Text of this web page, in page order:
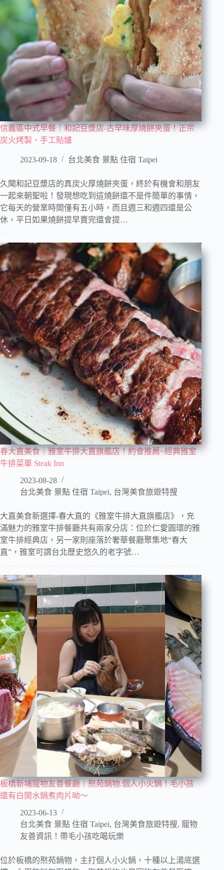
信義區中式早餐｜和記豆漿店-古早味厚燒餅夾蛋！正宗
炭火烤製、手工貼爐
2023-09-18 台北美食 景點 住宿 Taipei
久聞和記豆漿店的真炭火厚燒餅夾蛋，終於有機會和朋友
一起來朝聖啦！發現想吃到這燒餅還不是件簡單的事情，
它每天的營業時間僅有五小時，而且週三和週四還是公
休，平日如果燒餅提早賣完還會提…
春大直美食｜雅室牛排大直旗艦店！約會推薦~經典雅室
牛排菜單 Steak Inn
2023-08-28
台北美食 景點 住宿 Taipei, 台灣美食旅遊特搜
大直美食新選擇-春大直的《雅室牛排大直旗艦店》，充
滿魅力的雅室牛排餐廳共有兩家分店：位於仁愛圓環的雅
室牛排經典店，另一家則座落於奢華餐廳聚集地“春大
直”，雅室可謂台北歷史悠久的老字號…
板橋新埔寵物友善餐廳｜焣苑鍋物.個人小火鍋！毛小孩
還有白開水鍋煮肉片呦～
2023-06-13
台北美食 景點 住宿 Taipei, 台灣美食旅遊特搜, 寵物
友善資訊！帶毛小孩吃喝玩樂
位於板橋的焣苑鍋物，主打個人小火鍋，十種以上湯底選